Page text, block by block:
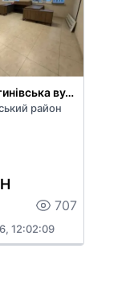
Новокостянтинівська вул. 1В
район
707
12:02:09